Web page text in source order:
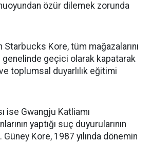
özür dilemek zorunda
Starbucks Kore, tüm mağazalarını
genelinde geçici olarak kapatarak
toplumsal duyarlılık eğitimi
ise Gwangju Katliamı
yaptığı suç duyurularının
Güney Kore, 1987 yılında dönemin